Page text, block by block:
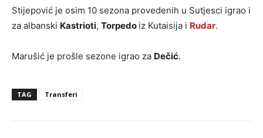
Stijepović je osim 10 sezona provedenih u Sutjesci igrao i
za albanski Kastrioti, Torpedo iz Kutaisija i Rudar.
Marušić je prošle sezone igrao za Dečić.
TAG Transferi